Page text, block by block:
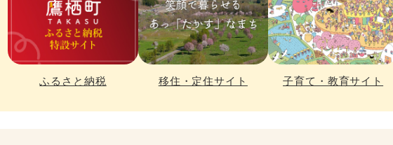
ふるさと納税 移住・定住サイト 子育て・教育サイト